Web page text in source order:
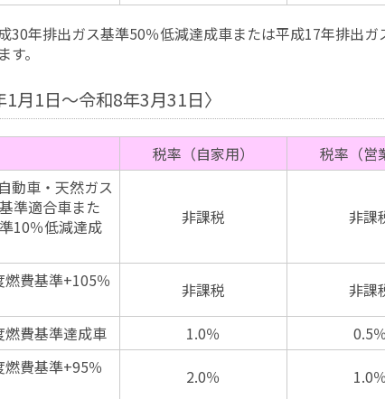
年排出ガス基準50％低減達成車または平成17年排出ガ
。
月1日〜令和8年3月31日〉
税率（自家用）
税率（営
動車・天然ガス
準適合車また
10％低減達成
非課税 非課
費基準+105％
非課税
非課
費基準達成車
1.0％
0.5％
費基準+95％
2.0％
1.0％